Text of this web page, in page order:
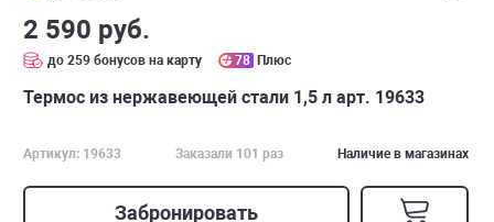
2 590 руб.
до 259 бонусов на карту 78 Плюс
Термос из нержавеющей стали 1,5 л арт. 19633
Артикул: 19633 Заказали 101 раз Наличие в магазинах
Забронировать